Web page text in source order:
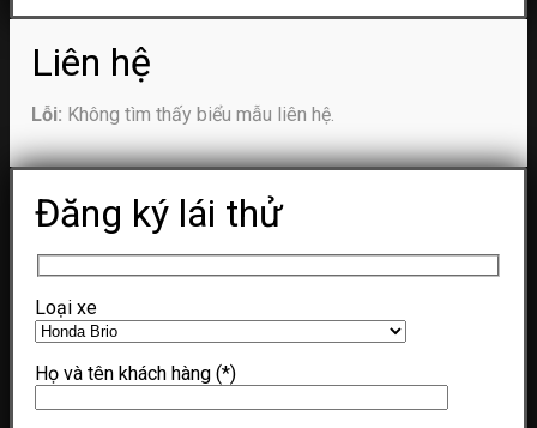
Liên hệ
Lỗi: Không tìm thấy biểu mẫu liên hệ.
Đăng ký lái thử
Loại xe
Họ và tên khách hàng (*)